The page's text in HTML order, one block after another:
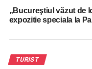
„Bucureştiul văzut de
expozitie speciala la
TURIST